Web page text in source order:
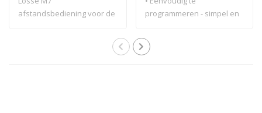
afstandsbediening voor de
programmeren - simpel en